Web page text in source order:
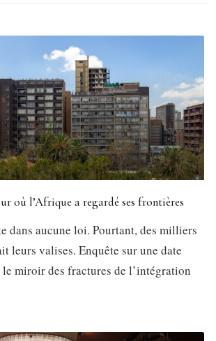
où l’Afrique a regardé ses frontières
dans aucune loi. Pourtant, des milliers
leurs valises. Enquête sur une date
miroir des fractures de l’intégration